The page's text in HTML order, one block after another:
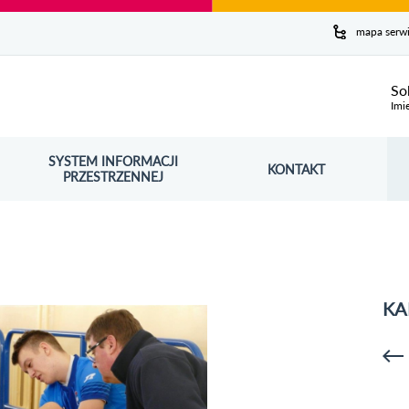
mapa
SYSTEM INFORMACJI
PRZESTRZENNEJ
OTWORZY SIĘ W NOWYM OKNIE KONTAKT